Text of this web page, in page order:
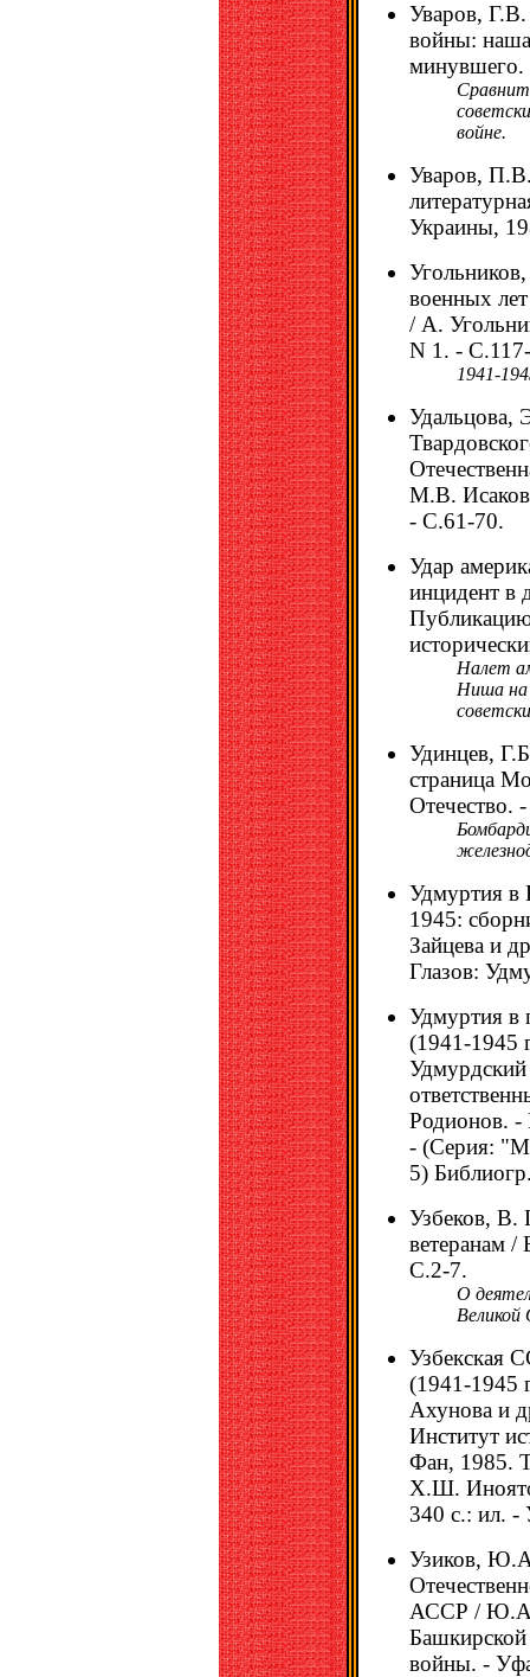
Уваров, Г.В.
войны:
войне.
Уваров,
Украины,
военных
/ А.
N 1. -
1941-
Удальцова,
М.В.
- С.61-70.
Удар
инцидент в
Налет
Ниша на
Удинцев,
страница
Отечество.
Удмуртия в
1945:
Зайцева и
Глазов:
Удмуртия в
(1941-1945
Удмурдский
Родионов.
- (Серия:
5)
Узбеков, В.
ветеранам /
С.2-7.
О
Узбекская
(1941-1945
Ахунова и
Институт
Фан, 1985.
Х.Ш.
340 с.: ил. -
Узиков,
АССР / Ю.А.
войны. -